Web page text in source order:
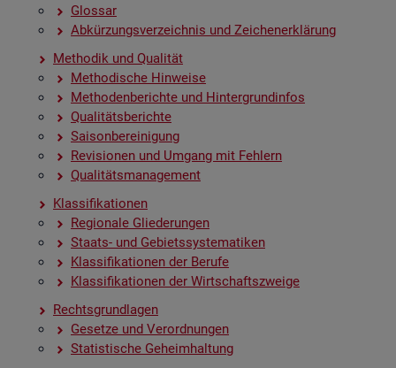
Glos­sar
Ab­kür­zungs­ver­zeich­nis und Zei­chen­er­klä­rung
Me­tho­dik und Qua­li­tät
Me­tho­di­sche Hin­wei­se
Me­tho­den­be­rich­te und Hin­ter­grund­in­fos
Qua­li­täts­be­rich­te
Sai­son­be­rei­ni­gung
Re­vi­sio­nen und Um­gang mit Feh­lern
Qua­li­täts­ma­nage­ment
Klas­si­fi­ka­tio­nen
Re­gio­na­le Glie­de­run­gen
Staats- und Ge­biets­sys­te­ma­ti­ken
Klas­si­fi­ka­tio­nen der Be­ru­fe
Klas­si­fi­ka­tio­nen der Wirt­schafts­zwei­ge
Rechts­grund­la­gen
Ge­set­ze und Ver­ord­nun­gen
Sta­tis­ti­sche Ge­heim­hal­tung